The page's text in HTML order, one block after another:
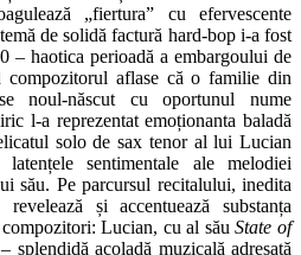
„fiertura” cu efervescente
de solidă factură hard-bop i-a fost
– haotica perioadă a embargoului de
compozitorul aflase că o familie din
noul-născut cu oportunul nume
l-a reprezentat emoționanta baladă
solo de sax tenor al lui Lucian
sentimentale ale melodiei
său. Pe parcursul recitalului, inedita
revelează și accentuează substanța
Lucian, cu al săuState of
splendidă acoladă muzicală adresată